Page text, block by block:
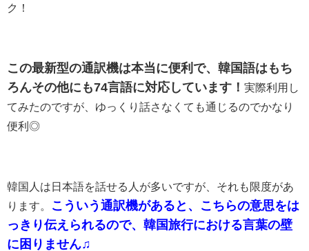
ク！
この最新型の通訳機は本当に便利で、韓国語はもち
ろんその他にも74言語に対応しています！ 実際利用し
てみたのですが、ゆっくり話さなくても通じるのでかなり
便利◎
韓国人は日本語を話せる人が多いですが、それも限度があ
ります。
こういう通訳機があると、こちらの意思をは
っきり伝えられるので、韓国旅行における言葉の壁
に困りません♫